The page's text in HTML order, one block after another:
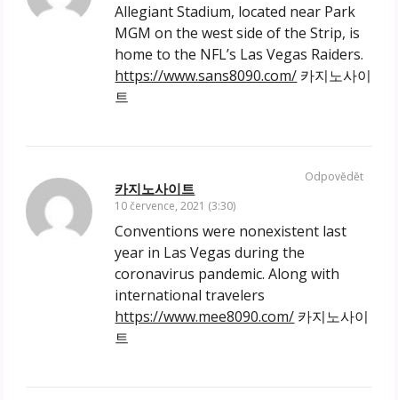
Allegiant Stadium, located near Park
MGM on the west side of the Strip, is
home to the NFL’s Las Vegas Raiders.
https://www.sans8090.com/ 카지노사이
트
카지노사이트
10 července, 2021 (3:30)
Conventions were nonexistent last
year in Las Vegas during the
coronavirus pandemic. Along with
international travelers
https://www.mee8090.com/ 카지노사이
트
Odpovědět